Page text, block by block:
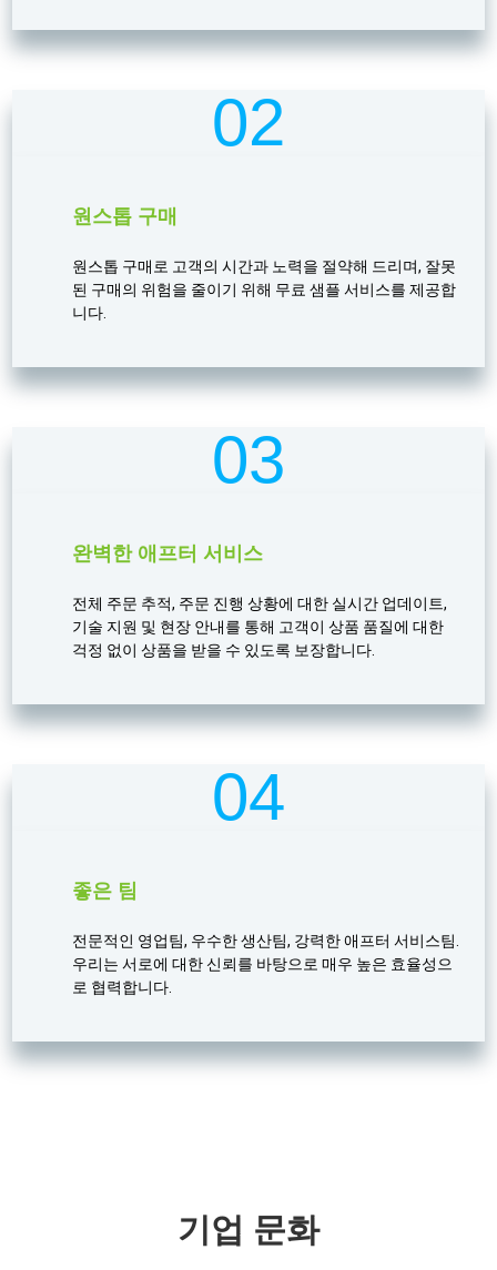
02
원스톱 구매
원스톱 구매로 고객의 시간과 노력을 절약해 드리며, 잘못
된 구매의 위험을 줄이기 위해 무료 샘플 서비스를 제공합
니다.
03
완벽한 애프터 서비스
전체 주문 추적, 주문 진행 상황에 대한 실시간 업데이트,
기술 지원 및 현장 안내를 통해 고객이 상품 품질에 대한
걱정 없이 상품을 받을 수 있도록 보장합니다.
04
좋은 팀
전문적인 영업팀, 우수한 생산팀, 강력한 애프터 서비스팀.
우리는 서로에 대한 신뢰를 바탕으로 매우 높은 효율성으
로 협력합니다.
기업 문화